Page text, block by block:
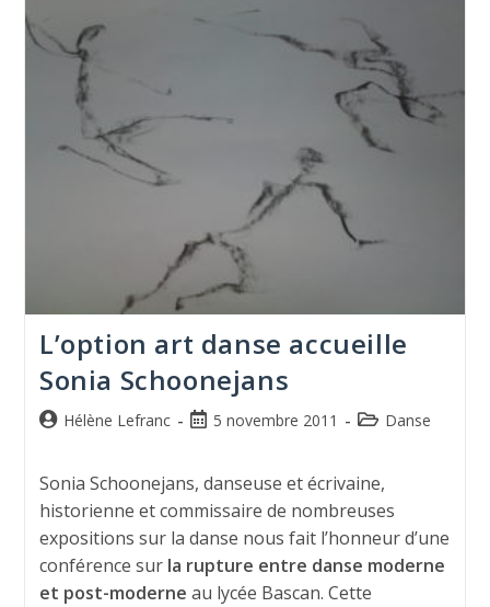
L’option art danse accueille
Sonia Schoonejans
Hélène Lefranc 5 novembre 2011 Danse
Sonia Schoonejans, danseuse et écrivaine,
historienne et commissaire de nombreuses
expositions sur la danse nous fait l’honneur d’une
conférence sur la rupture entre danse moderne
et post-moderne au lycée Bascan. Cette